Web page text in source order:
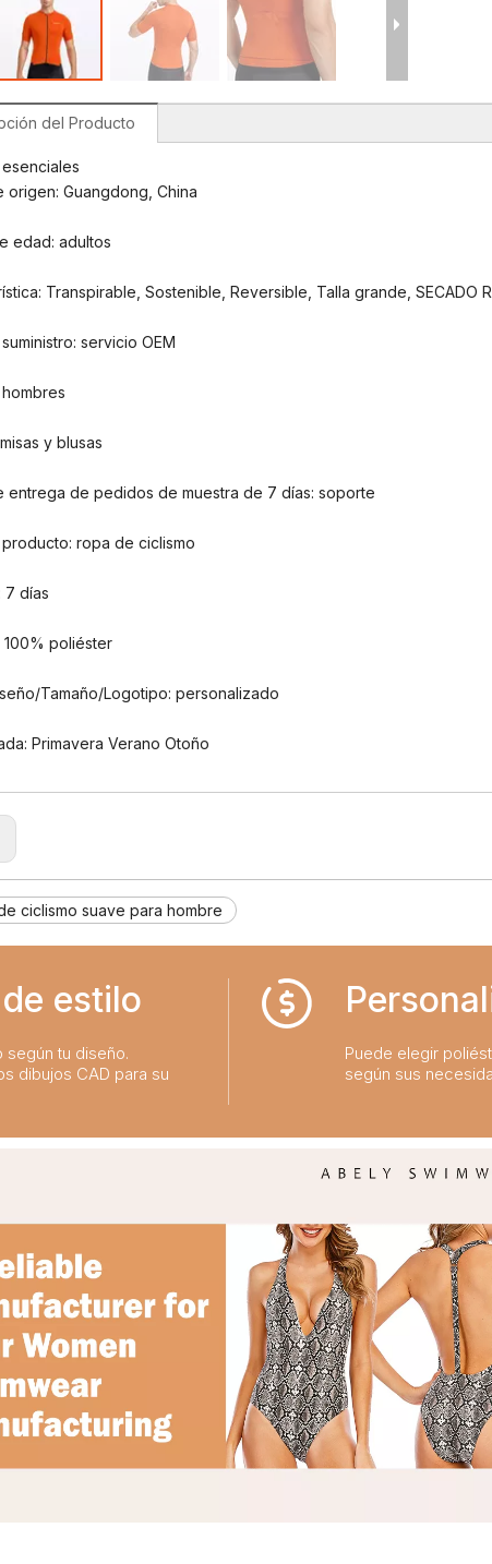
del Producto
origen: Guangdong, China
edad: adultos
Transpirable, Sostenible, Reversible, Talla grande, SECADO
servicio OEM
y blusas
entrega de pedidos de muestra de 7 días: soporte
ropa de ciclismo
7 días
100% poliéster
Tamaño/Logotipo: personalizado
Primavera Verano Otoño
ciclismo suave para hombre
estilo
según tu diseño.
dibujos CAD para su
Puede elegir
según sus